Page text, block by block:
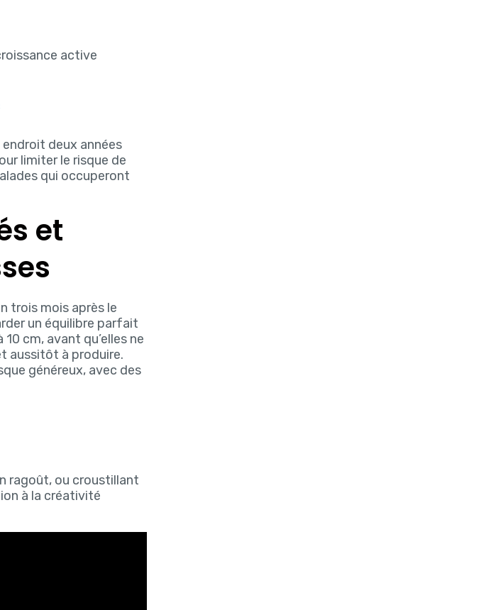
active
deux années
limiter le risque de
qui occuperont
et
trois mois après le
un équilibre parfait
cm, avant qu’elles ne
aussitôt à produire.
généreux, avec des
ragoût, ou croustillant
à la créativité